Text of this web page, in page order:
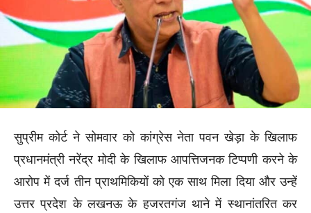
सुप्रीम कोर्ट ने सोमवार को कांग्रेस नेता पवन खेड़ा के खिलाफ
प्रधानमंत्री नरेंद्र मोदी के खिलाफ आपत्तिजनक टिप्पणी करने के
आरोप में दर्ज तीन प्राथमिकियों को एक साथ मिला दिया और उन्हें
उत्तर प्रदेश के लखनऊ के हजरतगंज थाने में स्थानांतरित कर